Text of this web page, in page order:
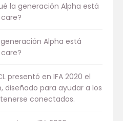
la generación Alpha está
Alpha está
presentó en IFA 2020 el
diseñado para ayudar a los
conectados.